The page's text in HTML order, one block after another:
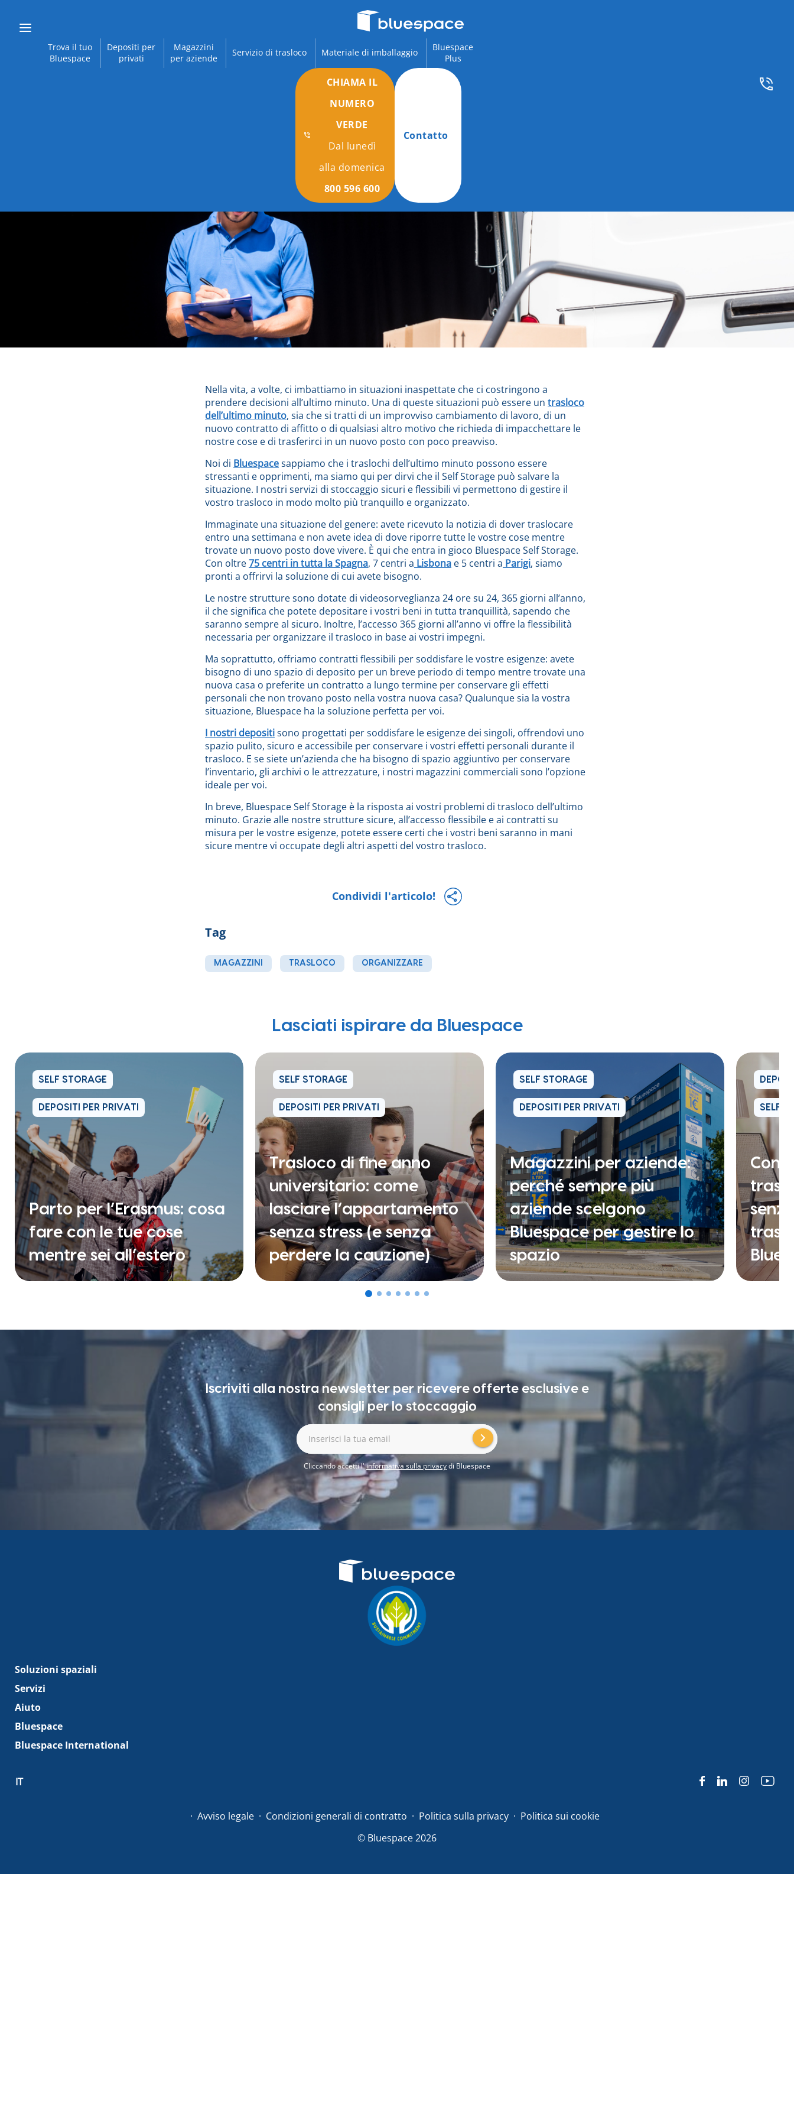
Trova il tuo
Bluespace
Depositi per
privati
Magazzini
per aziende
Servizio di trasloco Materiale di imballaggio
Bluespace
Plus
CHIAMA IL
NUMERO
VERDE
Dal lunedì
alla domenica
800 596 600
Contatto
Nella vita, a volte, ci imbattiamo in situazioni inaspettate che ci costringono a
prendere decisioni all’ultimo minuto. Una di queste situazioni può essere un trasloco
dell’ultimo minuto, sia che si tratti di un improvviso cambiamento di lavoro, di un
nuovo contratto di affitto o di qualsiasi altro motivo che richieda di impacchettare le
nostre cose e di trasferirci in un nuovo posto con poco preavviso.
Noi di Bluespacesappiamo che i traslochi dell’ultimo minuto possono essere
stressanti e opprimenti, ma siamo qui per dirvi che il Self Storage può salvare la
situazione. I nostri servizi di stoccaggio sicuri e flessibili vi permettono di gestire il
vostro trasloco in modo molto più tranquillo e organizzato.
Immaginate una situazione del genere: avete ricevuto la notizia di dover traslocare
entro una settimana e non avete idea di dove riporre tutte le vostre cose mentre
trovate un nuovo posto dove vivere. È qui che entra in gioco Bluespace Self Storage.
Con oltre75 centri in tutta la Spagna, 7 centri a Lisbona e 5 centri a Parigi, siamo
pronti a offrirvi la soluzione di cui avete bisogno.
Le nostre strutture sono dotate di videosorveglianza 24 ore su 24, 365 giorni all’anno,
il che significa che potete depositare i vostri beni in tutta tranquillità, sapendo che
saranno sempre al sicuro. Inoltre, l’accesso 365 giorni all’anno vi offre la flessibilità
necessaria per organizzare il trasloco in base ai vostri impegni.
Ma soprattutto, offriamo contratti flessibili per soddisfare le vostre esigenze: avete
bisogno di uno spazio di deposito per un breve periodo di tempo mentre trovate una
nuova casa o preferite un contratto a lungo termine per conservare gli effetti
personali che non trovano posto nella vostra nuova casa? Qualunque sia la vostra
situazione, Bluespace ha la soluzione perfetta per voi.
I nostri depositisono progettati per soddisfare le esigenze dei singoli, offrendovi uno
spazio pulito, sicuro e accessibile per conservare i vostri effetti personali durante il
trasloco. E se siete un’azienda che ha bisogno di spazio aggiuntivo per conservare
l’inventario, gli archivi o le attrezzature, i nostri magazzini commerciali sono l’opzione
ideale per voi.
In breve, Bluespace Self Storage è la risposta ai vostri problemi di trasloco dell’ultimo
minuto. Grazie alle nostre strutture sicure, all’accesso flessibile e ai contratti su
misura per le vostre esigenze, potete essere certi che i vostri beni saranno in mani
sicure mentre vi occupate degli altri aspetti del vostro trasloco.
Condividi l'articolo!
Tag
MAGAZZINI TRASLOCO ORGANIZZARE
Lasciati ispirare da Bluespace
SELF STORAGE
DEPOSITI PER PRIVATI
Parto per l’Erasmus: cosa
fare con le tue cose
mentre sei all’estero
SELF STORAGE
DEPOSITI PER PRIVATI
Trasloco di fine anno
universitario: come
lasciare l’appartamento
senza stress (e senza
perdere la cauzione)
SELF STORAGE
DEPOSITI PER PRIVATI
Magazzini per aziende:
perché sempre più
aziende scelgono
Bluespace per gestire lo
spazio
SELF
Iscriviti alla nostra newsletter per ricevere offerte esclusive e
consigli per lo stoccaggio
Inserisci la tua email
Cliccando accetti l'informativa sulla privacydi Bluespace
Soluzioni spaziali
Servizi
Aiuto
Bluespace
Bluespace International
© Bluespace 2026
Avviso legale Condizioni generali di contratto Politica sulla privacy Politica sui cookie
IT